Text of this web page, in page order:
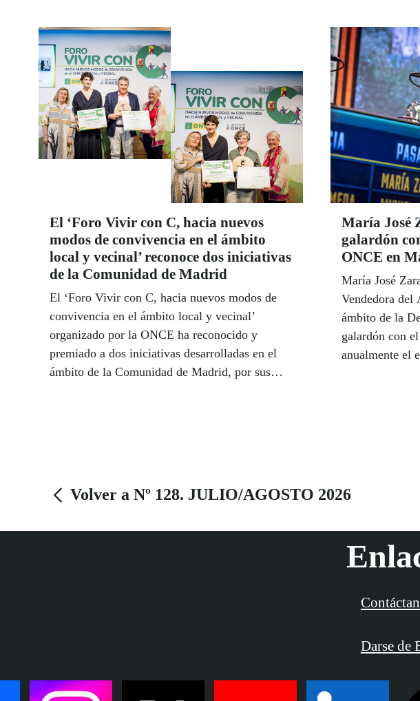
El ‘Foro Vivir con C, hacia nuevos
modos de convivencia en el ámbito
local y vecinal’ reconoce dos iniciativas
de la Comunidad de Madrid
El ‘Foro Vivir con C, hacia nuevos modos de
convivencia en el ámbito local y vecinal’
organizado por la ONCE ha reconocido y
premiado a dos iniciativas desarrolladas en el
ámbito de la Comunidad de Madrid, por sus
María José
galardón
ONCE en
María José
Vendedora del
ámbito de la
galardón con
anualmente el
Volver a Nº 128. JULIO/AGOSTO 2026
Darse de